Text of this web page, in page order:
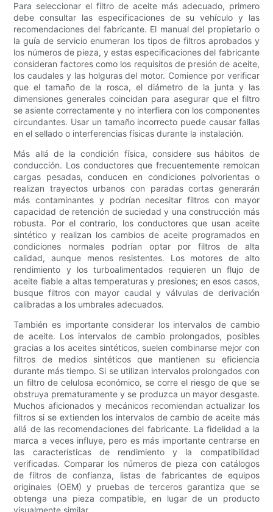
Para seleccionar el filtro de aceite más adecuado, primero
debe consultar las especificaciones de su vehículo y las
recomendaciones del fabricante. El manual del propietario o
la guía de servicio enumeran los tipos de filtros aprobados y
los números de pieza, y estas especificaciones del fabricante
consideran factores como los requisitos de presión de aceite,
los caudales y las holguras del motor. Comience por verificar
que el tamaño de la rosca, el diámetro de la junta y las
dimensiones generales coincidan para asegurar que el filtro
se asiente correctamente y no interfiera con los componentes
circundantes. Usar un tamaño incorrecto puede causar fallas
en el sellado o interferencias físicas durante la instalación.
Más allá de la condición física, considere sus hábitos de
conducción. Los conductores que frecuentemente remolcan
cargas pesadas, conducen en condiciones polvorientas o
realizan trayectos urbanos con paradas cortas generarán
más contaminantes y podrían necesitar filtros con mayor
capacidad de retención de suciedad y una construcción más
robusta. Por el contrario, los conductores que usan aceite
sintético y realizan los cambios de aceite programados en
condiciones normales podrían optar por filtros de alta
calidad, aunque menos resistentes. Los motores de alto
rendimiento y los turboalimentados requieren un flujo de
aceite fiable a altas temperaturas y presiones; en esos casos,
busque filtros con mayor caudal y válvulas de derivación
calibradas a los umbrales adecuados.
También es importante considerar los intervalos de cambio
de aceite. Los intervalos de cambio prolongados, posibles
gracias a los aceites sintéticos, suelen combinarse mejor con
filtros de medios sintéticos que mantienen su eficiencia
durante más tiempo. Si se utilizan intervalos prolongados con
un filtro de celulosa económico, se corre el riesgo de que se
obstruya prematuramente y se produzca un mayor desgaste.
Muchos aficionados y mecánicos recomiendan actualizar los
filtros si se extienden los intervalos de cambio de aceite más
allá de las recomendaciones del fabricante. La fidelidad a la
marca a veces influye, pero es más importante centrarse en
las características de rendimiento y la compatibilidad
verificadas. Comparar los números de pieza con catálogos
de filtros de confianza, listas de fabricantes de equipos
originales (OEM) y pruebas de terceros garantiza que se
obtenga una pieza compatible, en lugar de un producto